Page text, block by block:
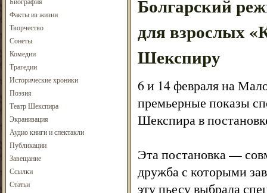
Факты из жизни
Творчество
Сонеты
Комедии
Трагедии
Исторические хроники
Поэзия
Театр Шекспира
Экранизация
Аудио книги и спектакли
Публикации
Завещание
Ссылки
Статьи
Болгарский
для взрослых
Шекспиру
6 и 14 февраля на
премьерные показы
Шекспира в
Эта постановка —
дружба с которыми
эту пьесу выбрала